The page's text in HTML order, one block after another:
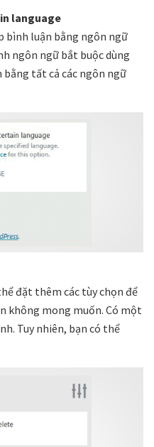
language
bình luận bằng ngôn ngữ
ngôn ngữ bắt buộc dùng
bằng tất cả các ngôn ngữ
đặt thêm các tùy chọn để
không mong muốn. Có một
Tuy nhiên, bạn có thể